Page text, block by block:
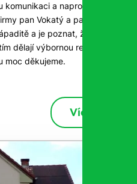
a naprostou
pan Vokatý a pan
a je poznat, že tato
dělají výbornou reklamu.
moc děkujeme.
Více